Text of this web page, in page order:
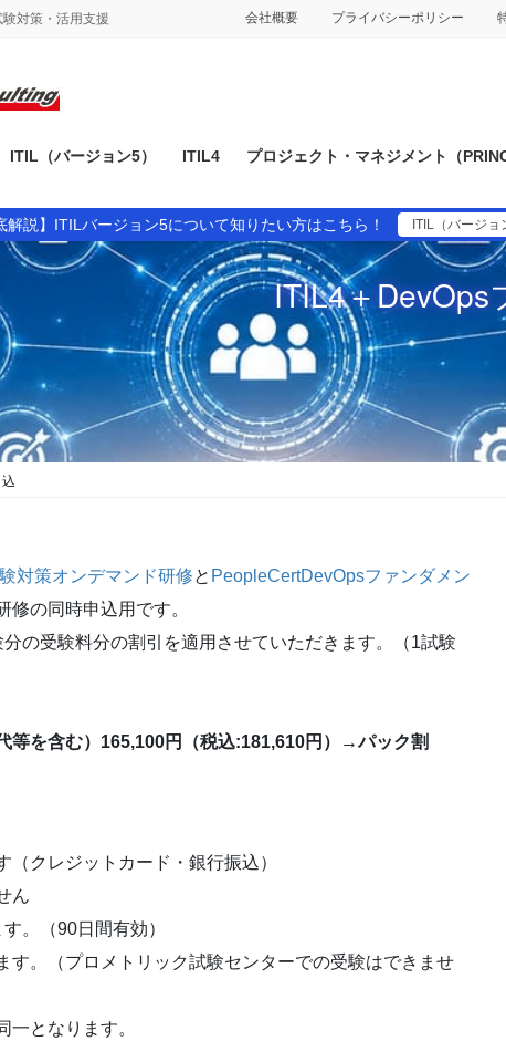
対策・活用支援 会社概要 プライバシーポリシー
ITIL（バージョン5） ITIL4 プロジェクト・マネジメント（
解説】ITILバージョン5について知りたい方はこちら！ ITIL（バージョ
ITIL4＋DevOps
対策オンデマンド研修と PeopleCertDevOpsファンダメン
修の同時申込用です。
の受験料分の割引を適用させていただきます。（1試験
等を含む）165,100円（税込:181,610円）→パック割
（クレジットカード・銀行振込）
ん
。（90日間有効）
す。（プロメトリック試験センターでの受験はできませ
一となります。